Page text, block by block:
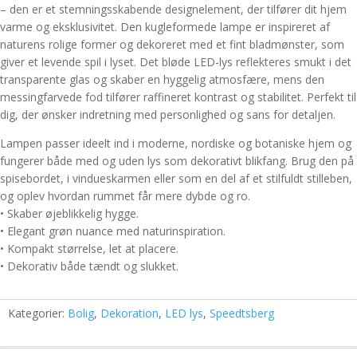
– den er et stemningsskabende designelement, der tilfører dit hjem
varme og eksklusivitet. Den kugleformede lampe er inspireret af
naturens rolige former og dekoreret med et fint bladmønster, som
giver et levende spil i lyset. Det bløde LED-lys reflekteres smukt i det
transparente glas og skaber en hyggelig atmosfære, mens den
messingfarvede fod tilfører raffineret kontrast og stabilitet. Perfekt til
dig, der ønsker indretning med personlighed og sans for detaljen.
Lampen passer ideelt ind i moderne, nordiske og botaniske hjem og
fungerer både med og uden lys som dekorativt blikfang. Brug den på
spisebordet, i vindueskarmen eller som en del af et stilfuldt stilleben,
og oplev hvordan rummet får mere dybde og ro.
• Skaber øjeblikkelig hygge.
• Elegant grøn nuance med naturinspiration.
• Kompakt størrelse, let at placere.
• Dekorativ både tændt og slukket.
Kategorier: Bolig, Dekoration, LED lys, Speedtsberg